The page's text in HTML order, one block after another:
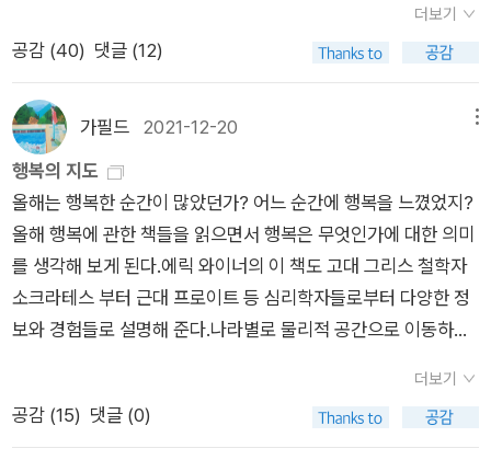
형식으로 시작된다. 형식 덕분에 누군가의 평생을 사랑을 듬뿍 담
이 즐겁다. 함께 공감할 수 있는 내용이지만 한국인 편으로 또 보
고싶다.<살짝 욕심이 생겼습니다>는 요시타케 신스케의 올해
나온 일러스트 산문집. 글도 쪼끔. 일러스트도 찔끔이지만 그대로
충분하다. 하나의 이야기로 탄생하지 못한 조각난 생각들을 풀어
줘서 참 좋았다. 역시 이런 작가도 모아둔 짜투리가 많이 있구나
~ 할 수 있어서. 작가가 살짝 고집부려 넣었다는 스케치 조각들
도 좋았다. 볼 수 있는 사람은 보세요.도 좋았다. 그냥 다 좋아. 이
은 20대 일러스트레이터의 성장 4컷일기. 공감가는 내용이 많았
지만 내 또래의 이야기를 더 보고싶다는 마음도 생겼다. 가만히
자기를 살펴보고 돌보는 작가를 보면서 저렇게 20대를 보낼 수
이 불행한 나라들의 다양한 도시에서 같은 소식만 전하고 있다는
사실을 깨닫는다. 그래서 이제까지와는 반대로 아무도 소식을 전
한 적이 없는, 세계에서 가장 행복한 나라의 정체를 밝혀보기로
결심한다.] 우리가 매일 접하는 뉴스에는 행복보다는 불행한 내
용이 더 많다. 오랫동안 불행한 소식만을 전하던 저자 ‘에릭 와이
너’는 아무도 소식을 전한 적이 없는 행복한 나라를 찾아보기로
한다. 그는 10개의 나라를 소개하며 행복이 무엇인가를 말해주려
한다. 여러 가지 행복의 조건, 변수, 사회적 매커니즘, 데이터, 사
람, 환경, 문화 등을 살펴보고 비교하며 행복을 찾아다닌다. 그러
나 그 결과로 완성된 ‘행복의 지도’는 깔끔하지 않고 뒤죽박죽이
다. 지도에서 행복을 찾기가 쉽지 않다. 낙원보다는 어둠을 더 많
복의 지도》를 완성하지 못했을 수도 있다. 행복의 조건은 무수
많은 것을 알려준다. 그녀의 매력적인 친구 빌도 꼭 만나보시기
바란다. 한 사람의 삶을 들여다보면 정말 많은 것을 배울 수 있
안 보고 있다가 다시 꺼내봤다. 두꺼워서 손이 잘 안 가는 책이었
는데 큰 맘 먹고 읽었다. 읽는 내내 즐거웠다. 나는 수학도 좋아한
다. 이 책은 수학자이면서 수학교사가인 분이 쓴 책이다. 사람들
은 흔히 '수학 배워서 어따서?' 라고 생각한다. 하지만 이 책은 '수
학은 우리 삶에 쓸모가 있다'고 당당히 주장한다! 우리는 수학을
통해 논리적으로 생각하는 법을 배운다. 확률, 통계 등에 속지 않
고 현명한 판단을 내리는 법을 배운다. 수학은 숫자와 공식이 중
요한 게 아니다. 수학적 사고, 논리적 추론이 중요한 것이다. 이
책을 읽으면 중고등학생 자녀들이 수학에 흥미를 가질 수 있지 않
을까? 아마도 수학에 흥미를 가진 사람들만이 재밌게 읽을 것이
다. 원래 인생이 그런 법이다. 사이먼 싱의 <페르마의 마지막
더보기
공감 (40) 댓글 (12)
가필드 2021-12-20
행복의 지도
올해는 행복한 순간이 많았던가? 어느 순간에 행복을 느꼈었지?
올해 행복에 관한 책들을 읽으면서 행복은 무엇인가에 대한 의미
를 생각해 보게 된다.에릭 와이너의 이 책도 고대 그리스 철학자
소크라테스 부터 근대 프로이트 등 심리학자들로부터 다양한 정
보와 경험들로 설명해 준다.나라별로 물리적 공간으로 이동하면
개국, 국민행복지수가 높았던 부탄으로 나머지 5개국은 몰도바,
인도, 태국,영국 마지막 미국으로 나뉘어서 인도해준다.모든 행복
더보기
공감 (15) 댓글 (0)